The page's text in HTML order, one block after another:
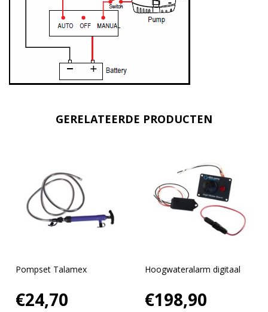
GERELATEERDE PRODUCTEN
Pompset Talamex
€24,70
Hoogwateralarm digitaal
€198,90